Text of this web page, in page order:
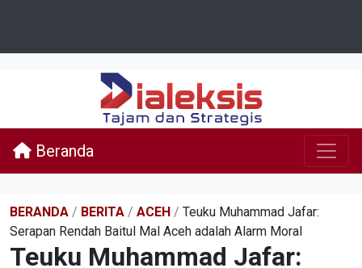
Beranda
BERANDA / BERITA / ACEH / Teuku Muhammad Jafar:
Serapan Rendah Baitul Mal Aceh adalah Alarm Moral
Teuku Muhammad Jafar: